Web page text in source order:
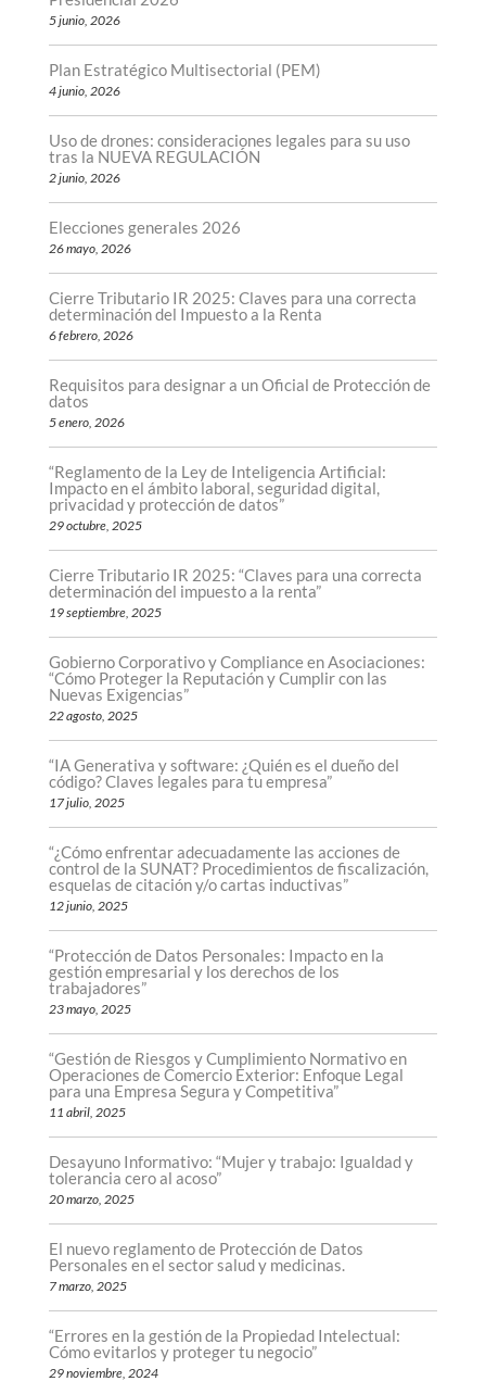
5 junio, 2026
Plan Estratégico Multisectorial (PEM)
4 junio, 2026
Uso de drones: consideraciones legales para su uso
tras la NUEVA REGULACIÓN
2 junio, 2026
Elecciones generales 2026
26 mayo, 2026
Cierre Tributario IR 2025: Claves para una correcta
determinación del Impuesto a la Renta
6 febrero, 2026
Requisitos para designar a un Oficial de Protección de
datos
5 enero, 2026
“Reglamento de la Ley de Inteligencia Artificial:
Impacto en el ámbito laboral, seguridad digital,
privacidad y protección de datos”
29 octubre, 2025
Cierre Tributario IR 2025: “Claves para una correcta
determinación del impuesto a la renta”
19 septiembre, 2025
Gobierno Corporativo y Compliance en Asociaciones:
“Cómo Proteger la Reputación y Cumplir con las
Nuevas Exigencias”
22 agosto, 2025
“IA Generativa y software: ¿Quién es el dueño del
código? Claves legales para tu empresa”
17 julio, 2025
“¿Cómo enfrentar adecuadamente las acciones de
control de la SUNAT? Procedimientos de fiscalización,
esquelas de citación y/o cartas inductivas”
12 junio, 2025
“Protección de Datos Personales: Impacto en la
gestión empresarial y los derechos de los
trabajadores”
23 mayo, 2025
“Gestión de Riesgos y Cumplimiento Normativo en
Operaciones de Comercio Exterior: Enfoque Legal
para una Empresa Segura y Competitiva”
11 abril, 2025
Desayuno Informativo: “Mujer y trabajo: Igualdad y
tolerancia cero al acoso”
20 marzo, 2025
El nuevo reglamento de Protección de Datos
Personales en el sector salud y medicinas.
7 marzo, 2025
“Errores en la gestión de la Propiedad Intelectual:
Cómo evitarlos y proteger tu negocio”
29 noviembre, 2024